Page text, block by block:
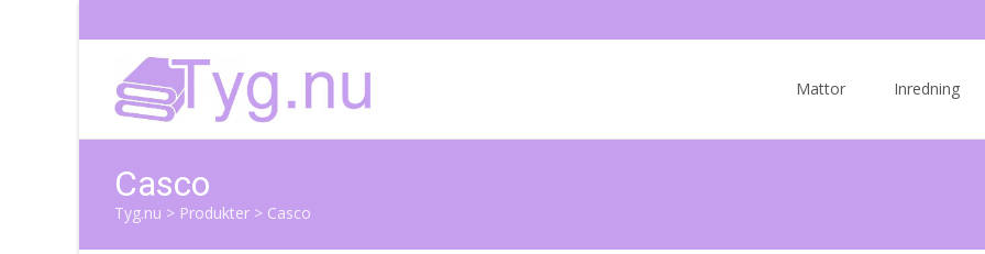
Mattor Inredning
Casco
Tyg.nu > Produkter > Casco